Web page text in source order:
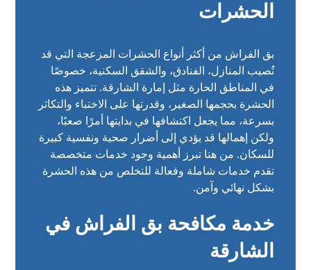
الحشرات
بق الفراش من أكثر أنواع الحشرات المزعجة التي قد
تُصيب المنازل، الفنادق، والشقق السكنية، خصوصًا
في المناطق الحارة مثل إمارة الشارقة. تتميز هذه
الحشرة بحجمها الصغير، وقدرتها على الاختباء والتكاثر
بسرعة، مما يجعل اكتشافها في بدايتها أمرًا صعبًا،
ولكن إهمالها قد يؤدي إلى أضرار صحية ونفسية كبيرة
للسكان. من هنا تبرز أهمية وجود خدمات متخصصة
تقدم خدمات شاملة وفعالة للتخلص من هذه الحشرة
بشكل نهائي وآمن.
خدمة مكافحة بق الفراش في
الشارقة